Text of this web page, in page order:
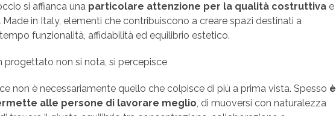
si affianca una particolare attenzione per la qualità costruttiva e
in Italy, elementi che contribuiscono a creare spazi destinati a
funzionalità, affidabilità ed equilibrio estetico.
progettato non si nota, si percepisce
non è necessariamente quello che colpisce di più a prima vista. Spesso è
alle persone di lavorare meglio, di muoversi con naturalezza